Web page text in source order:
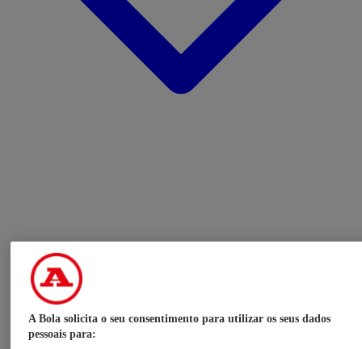
A Bola solicita o seu consentimento para utilizar os seus dados
pessoais para: